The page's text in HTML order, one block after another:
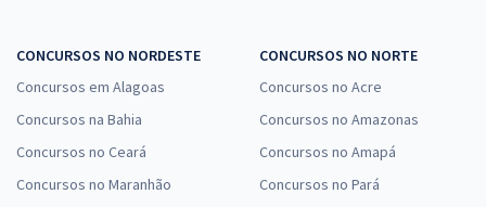
CONCURSOS NO NORDESTE
Concursos em Alagoas
Concursos na Bahia
Concursos no Ceará
Concursos no Maranhão
CONCURSOS NO NORTE
Concursos no Acre
Concursos no Amazonas
Concursos no Amapá
Concursos no Pará